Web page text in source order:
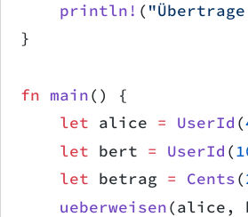
    println!
(
}
fn main() {
    let
alice = UserId (
    let
bert = UserId (
    let
betrag = Cents(
    ueberweisen
(alice,